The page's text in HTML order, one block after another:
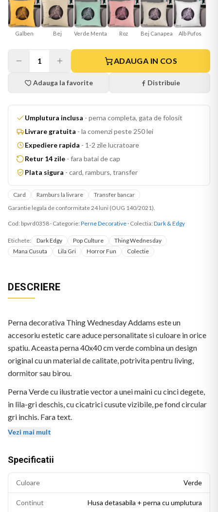
Galben Bej Verde Menta Roz Bej Canapea Alb Pufos
1 ADAUGA IN COS
Adauga la favorite Distribuie
Umplutura inclusa - perna completa, gata de folosit
Livrare gratuita - la comenzi peste 250 lei
Expediere rapida - 1-2 zile lucratoare
Retur 14 zile - fara batai de cap
Plata sigura - card, ramburs, transfer
Card Ramburs la livrare
Transfer bancar
Garantie legala de conformitate 24 luni (OUG 140/2021).
Cod: bpvrd0358 · Categorie: Perne Decorative · Colectia: Dark & Edgy
Etichete: Dark Edgy Pop Culture
Thing Wednesday
Mana Cusuta
Lila Gri Horror Fun Colectie
DESCRIERE
Perna decorativa Thing Wednesday Addams este un
accesoriu estetic care aduce personalitate si culoare in orice
spatiu. Aceasta perna 40x40 cm verde combina un design
original cu un material de calitate, potrivita pentru living,
dormitor sau birou.
Perna Verde cu ilustratie vector a unei maini cu cinci degete,
in lila-gri deschis, cu cicatrici cusute vizibile, pe fond circular
gri inchis. Fara text.
Vezi mai mult
Specificatii
Culoare Verde
Continut Husa detasabila + perna cu umplutura